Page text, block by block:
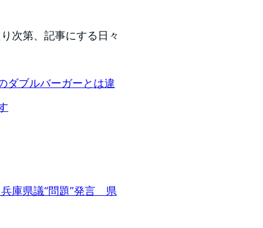
次第、記事にする日々
ダブルバーガーとは違
庫県議“問題”発言 県